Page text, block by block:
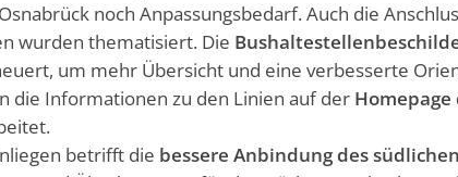
noch Anpassungsbedarf. Auch die
wurden thematisiert. Die
um mehr Übersicht und eine verbesserte
die Informationen zu den Linien auf der Homepage
betrifft die bessere Anbindung des